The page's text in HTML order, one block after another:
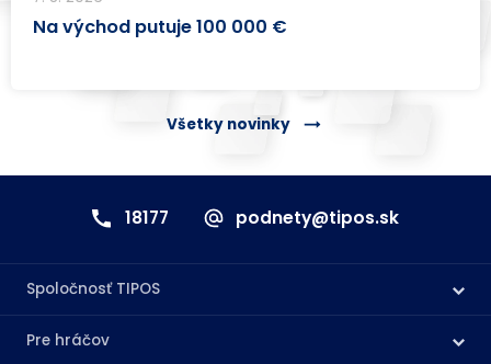
Na východ putuje 100 000 €
Všetky novinky
18177 podnety@tipos.sk
Spoločnosť TIPOS
Pre hráčov